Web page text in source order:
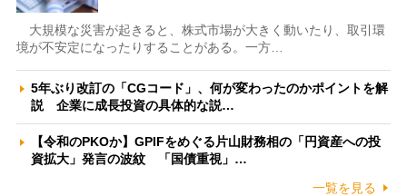
大規模な災害が起きると、株式市場が大きく動いたり、取引環
境が不安定になったりすることがある。一方…
5年ぶり改訂の「CGコード」、何が変わったのかポイントを解
説 企業に成長投資の具体的な説…
【令和のPKOか】GPIFをめぐる片山財務相の「円資産への投
資拡大」発言の波紋 「国債重視」…
一覧を見る